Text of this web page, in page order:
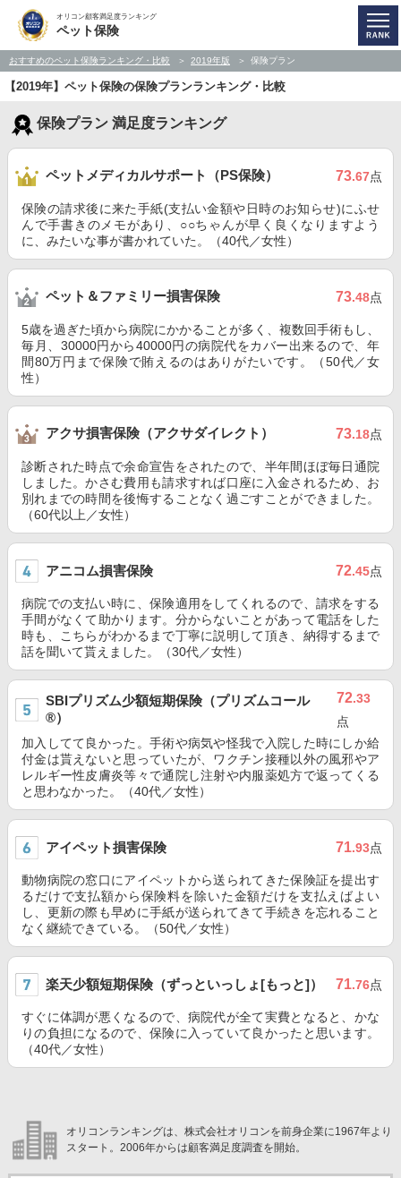
オリコン顧客満足度ランキング
ペット保険
おすすめのペット保険ランキング・比較 2019年版 保険プラン
【2019年】ペット保険の保険プランランキング・比較
保険プラン 満足度ランキング
ペットメディカルサポート（PS保険） 73.67点
保険の請求後に来た手紙(支払い金額や日時のお知らせ)にふせ
んで手書きのメモがあり、○○ちゃんが早く良くなりますよう
に、みたいな事が書かれていた。（40代／女性）
ペット＆ファミリー損害保険 73.48点
5歳を過ぎた頃から病院にかかることが多く、複数回手術もし、
毎月、30000円から40000円の病院代をカバー出来るので、年
間80万円まで保険で賄えるのはありがたいです。（50代／女
性）
アクサ損害保険（アクサダイレクト） 73.18点
診断された時点で余命宣告をされたので、半年間ほぼ毎日通院
しました。かさむ費用も請求すれば口座に入金されるため、お
別れまでの時間を後悔することなく過ごすことができました。
（60代以上／女性）
アニコム損害保険 72.45点
病院での支払い時に、保険適用をしてくれるので、請求をする
手間がなくて助かります。分からないことがあって電話をした
時も、こちらがわかるまで丁寧に説明して頂き、納得するまで
話を聞いて貰えました。（30代／女性）
SBIプリズム少額短期保険（プリズムコール
®）
72.33
点
加入してて良かった。手術や病気や怪我で入院した時にしか給
付金は貰えないと思っていたが、ワクチン接種以外の風邪やア
レルギー性皮膚炎等々で通院し注射や内服薬処方で返ってくる
と思わなかった。（40代／女性）
アイペット損害保険 71.93点
動物病院の窓口にアイペットから送られてきた保険証を提出す
るだけで支払額から保険料を除いた金額だけを支払えばよい
し、更新の際も早めに手紙が送られてきて手続きを忘れること
なく継続できている。（50代／女性）
楽天少額短期保険（ずっといっしょ[もっと]） 71.76点
すぐに体調が悪くなるので、病院代が全て実費となると、かな
りの負担になるので、保険に入っていて良かったと思います。
（40代／女性）
オリコンランキングは、株式会社オリコンを前身企業に1967年より
スタート。2006年からは顧客満足度調査を開始。